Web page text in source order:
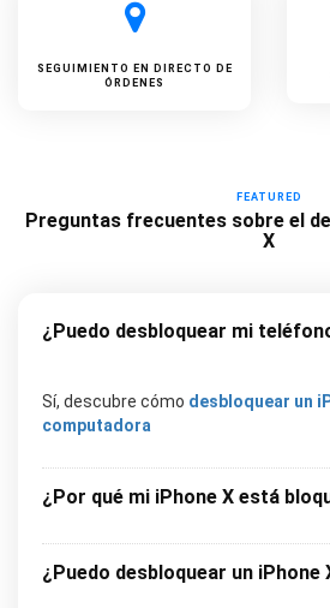
SEGUIMIENTO EN DIRECTO DE
ÓRDENES
FEATURED
Preguntas frecuentes sobre el
X
¿Puedo desbloquear mi
Sí, descubre cómo desbloquear un
computadora
¿Por qué mi iPhone X está
¿Puedo desbloquear un iPhone